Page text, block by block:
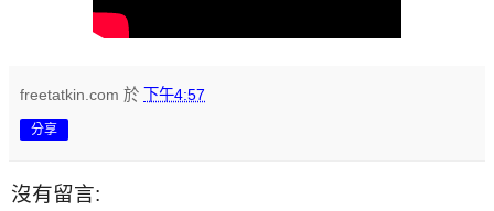
freetatkin.com 於 下午4:57
分享
沒有留言: